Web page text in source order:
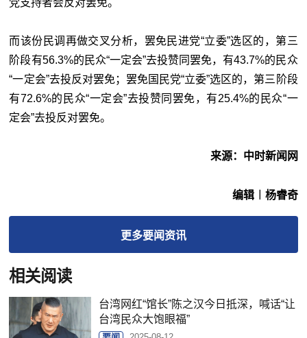
党支持者会反对罢免。
而该份民调再做交叉分析，罢免民进党“立委”选区的，第三
阶段有56.3%的民众“一定会”去投赞同罢免，有43.7%的民众
“一定会”去投反对罢免；罢免国民党“立委”选区的，第三阶段
有72.6%的民众“一定会”去投赞同罢免，有25.4%的民众“一
定会”去投反对罢免。
来源：中时新闻网
编辑︱杨睿奇
更多要闻资讯
相关阅读
台湾网红“馆长”陈之汉今日抵深，喊话“让
台湾民众大饱眼福”